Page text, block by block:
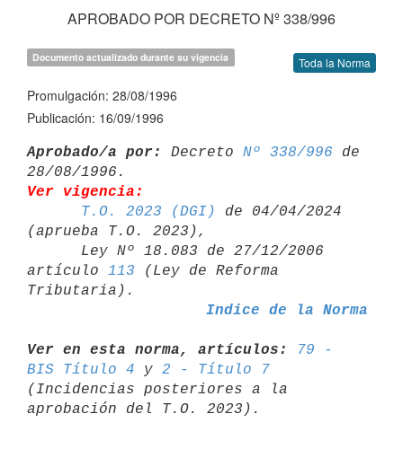
APROBADO POR DECRETO Nº 338/996
Documento actualizado durante su vigencia Toda la Norma
Promulgación: 28/08/1996
Publicación: 16/09/1996
Aprobado/a por: Decreto Nº 338/996 de
Ver vigencia:
T.O. 2023 (DGI)
de 04/04/2024
(aprueba T.O. 2023),
artículo 113 (Ley de Reforma
Indice de la Norma
Ver en esta norma, artículos:
79 -
BIS Título 4 y 2 - Título 7
(Incidencias posteriores a la